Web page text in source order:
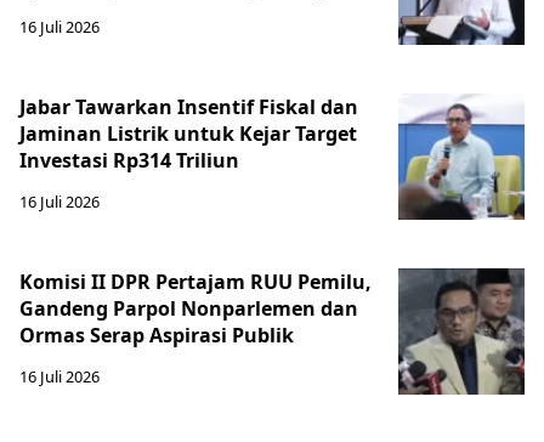
16 Juli 2026
Jabar Tawarkan Insentif Fiskal dan
Jaminan Listrik untuk Kejar Target
Investasi Rp314 Triliun
16 Juli 2026
Komisi II DPR Pertajam RUU Pemilu,
Gandeng Parpol Nonparlemen dan
Ormas Serap Aspirasi Publik
16 Juli 2026